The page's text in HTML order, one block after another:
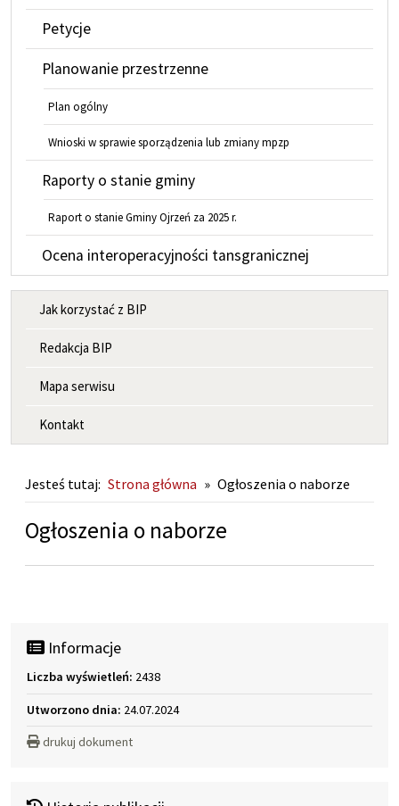
Petycje
Planowanie przestrzenne
Plan ogólny
Wnioski w sprawie sporządzenia lub zmiany mpzp
Raporty o stanie gminy
Raport o stanie Gminy Ojrzeń za 2025 r.
Ocena interoperacyjności tansgranicznej
MENU INFORMACYJNE
Jak korzystać z BIP
Redakcja BIP
Mapa serwisu
Kontakt
Jesteś tutaj: Strona główna » Ogłoszenia o naborze
Ogłoszenia o naborze
Informacje
Liczba wyświetleń: 2438
Utworzono dnia: 24.07.2024
drukuj dokument